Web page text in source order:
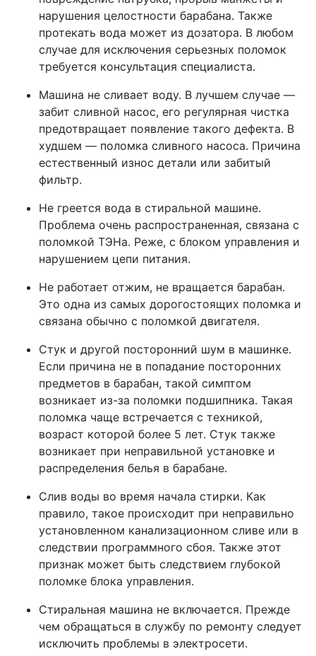
нарушения целостности барабана. Также
протекать вода может из дозатора. В любом
случае для исключения серьезных поломок
требуется консультация специалиста.
Машина не сливает воду. В лучшем случае —
забит сливной насос, его регулярная чистка
предотвращает появление такого дефекта. В
худшем — поломка сливного насоса. Причина
естественный износ детали или забитый
фильтр.
Не греется вода в стиральной машине.
Проблема очень распространенная, связана с
поломкой ТЭНа. Реже, с блоком управления и
нарушением цепи питания.
Не работает отжим, не вращается барабан.
Это одна из самых дорогостоящих поломка и
связана обычно с поломкой двигателя.
Стук и другой посторонний шум в машинке.
Если причина не в попадание посторонних
предметов в барабан, такой симптом
возникает из-за поломки подшипника. Такая
поломка чаще встречается с техникой,
возраст которой более 5 лет. Стук также
возникает при неправильной установке и
распределения белья в барабане.
Слив воды во время начала стирки. Как
правило, такое происходит при неправильно
установленном канализационном сливе или в
следствии программного сбоя. Также этот
признак может быть следствием глубокой
поломке блока управления.
Стиральная машина не включается. Прежде
чем обращаться в службу по ремонту следует
исключить проблемы в электросети.